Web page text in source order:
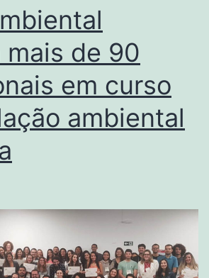
de 90
em curso
ambiental